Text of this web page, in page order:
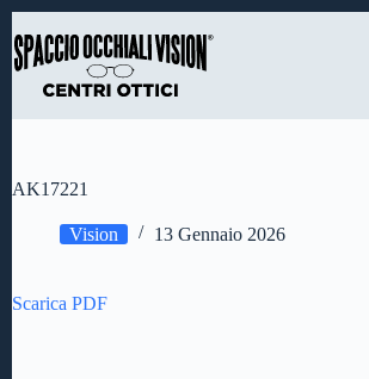
al
contenuto
AK17221
Vision 13 Gennaio 2026
Scarica PDF